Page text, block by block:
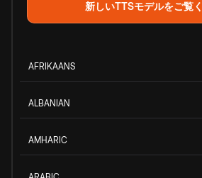
新しいTTSモデルをご覧
AFRIKAANS
ALBANIAN
AMHARIC